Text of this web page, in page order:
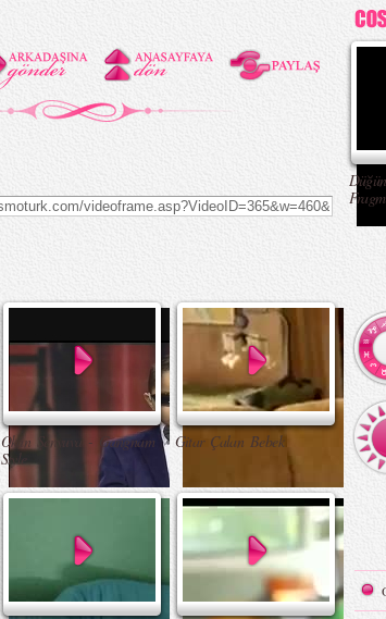
Okan Şenyuva - Gangnam
Style
Gitar Çalan Bebek